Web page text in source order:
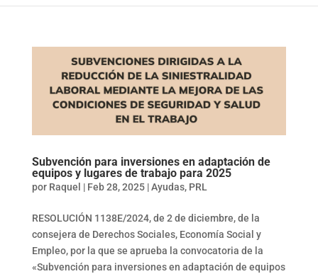
Subvención para inversiones en adaptación de
equipos y lugares de trabajo para 2025
por Raquel | Feb 28, 2025|Ayudas, PRL
RESOLUCIÓN 1138E/2024, de 2 de diciembre, de la
consejera de Derechos Sociales, Economía Social y
Empleo, por la que se aprueba la convocatoria de la
«Subvención para inversiones en adaptación de equipos